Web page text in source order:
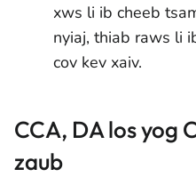
xws li ib cheeb
nyiaj, thiab raws li
cov kev xaiv.
CCA, DA los yog
zaub